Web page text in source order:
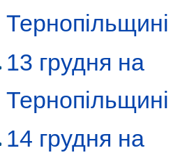
Тернопільщині
13 грудня на
Тернопільщині
14 грудня на